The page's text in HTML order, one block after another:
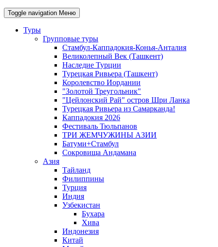
Toggle navigation Меню
Туры
Групповые туры
Стамбул-Каппадокия-Конья-Анталия
Великолепный Век (Ташкент)
Наследие Турции
Турецкая Ривьера (Ташкент)
Королевство Иордании
"Золотой Треугольник"
"Цейлонский Рай" остров Шри Ланка
Турецкая Ривьера из Самарканда!
Каппадокия 2026
Фестиваль Тюльпанов
ТРИ ЖЕМЧУЖИНЫ АЗИИ
Батуми+Стамбул
Сокровища Андамана
Азия
Тайланд
Филиппины
Турция
Индия
Узбекистан
Бухара
Хива
Индонезия
Китай